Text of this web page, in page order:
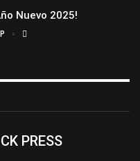
Nuevo 2025!